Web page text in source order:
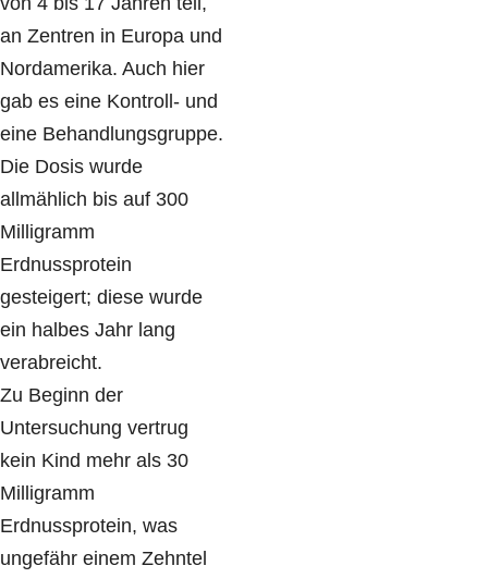
an Zentren in Europa und
Nordamerika. Auch hier
gab es eine Kontroll- und
eine Behandlungsgruppe.
Die Dosis wurde
allmählich bis auf 300
Milligramm
Erdnussprotein
gesteigert; diese wurde
ein halbes Jahr lang
verabreicht.
Zu Beginn der
Untersuchung vertrug
kein Kind mehr als 30
Milligramm
Erdnussprotein, was
ungefähr einem Zehntel